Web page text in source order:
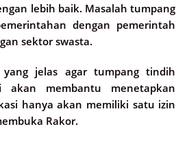
lebih baik. Masalah tumpang
dengan pemerintah
sektor swasta.
jelas agar tumpang tindih
membantu menetapkan
hanya akan memiliki satu izin
Rakor.